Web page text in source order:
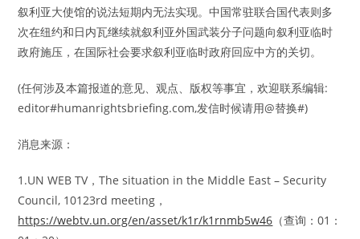
叙利亚大使馆的说法短期内无法实现。中国常驻联合国代表则多
次在纽约和日内瓦继续就叙利亚外国武装分子问题向叙利亚临时
政府施压，在国际社会要求叙利亚临时政府回应中方的关切。
(任何涉及本篇报道的意见、观点、版权等事宜，欢迎联系编辑:
editor#humanrightsbriefing.com,发信时候请用@替换#)
消息来源：
1.UN WEB TV，The situation in the Middle East – Security
Council, 10123rd meeting，
https://webtv.un.org/en/asset/k1r/k1rnmb5w46 （查询：01：